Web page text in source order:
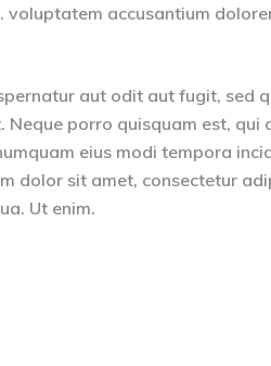
voluptatem accusantium
aut odit aut fugit, sed
porro quisquam est, qui
eius modi tempora
dolor sit amet, consectetur
Ut enim.